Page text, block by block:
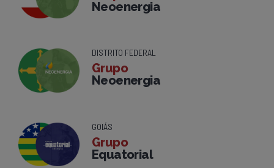
Neoenergia
DISTRITO FEDERAL
Grupo
Neoenergia
GOIÁS
Grupo
Equatorial